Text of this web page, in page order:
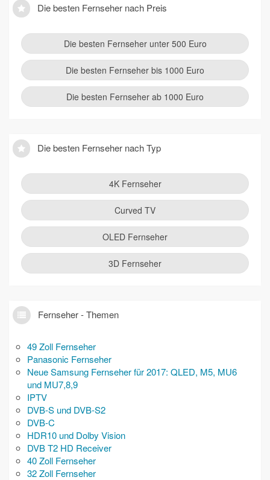
Die besten Fernseher nach Preis
Die besten Fernseher unter 500 Euro
Die besten Fernseher bis 1000 Euro
Die besten Fernseher ab 1000 Euro
Die besten Fernseher nach Typ
4K Fernseher
Curved TV
OLED Fernseher
3D Fernseher
Fernseher - Themen
49 Zoll Fernseher
Panasonic Fernseher
Neue Samsung Fernseher für 2017: QLED, M5, MU6
und MU7,8,9
IPTV
DVB-S und DVB-S2
DVB-C
HDR10 und Dolby Vision
DVB T2 HD Receiver
40 Zoll Fernseher
32 Zoll Fernseher